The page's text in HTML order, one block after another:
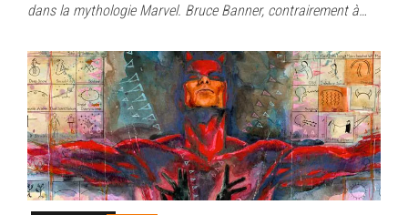
dans la mythologie Marvel. Bruce Banner, contrairement à…